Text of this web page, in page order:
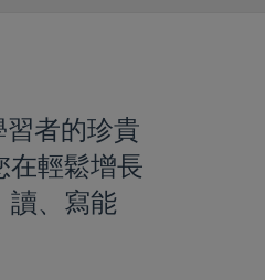
者的珍貴
在輕鬆增長
讀、寫能